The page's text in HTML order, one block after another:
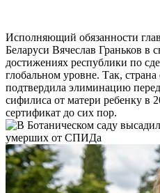
Исполняющий обязанности
Беларуси Вячеслав Граньков в
достижениях республики по
глобальном уровне. Так,
подтвердила элиминацию
сифилиса от матери ребенку в
сертификат до сих пор.